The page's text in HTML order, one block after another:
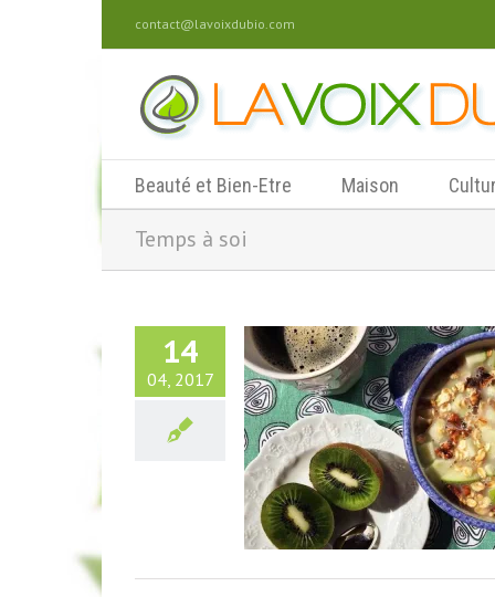
contact@lavoixdubio.com
Beauté et Bien-Etre Maison
Temps à soi
14
04, 2017
l’été : en Avril, je prends
Beauté et Bien-Etre